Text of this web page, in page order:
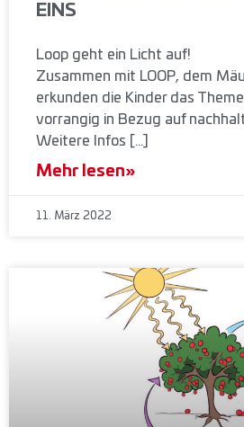
EINS
Loop geht ein Licht auf!
Zusammen mit LOOP, dem
erkunden die Kinder das
vorrangig in Bezug auf
Weitere Infos […]
Mehr lesen»
11. März 2022